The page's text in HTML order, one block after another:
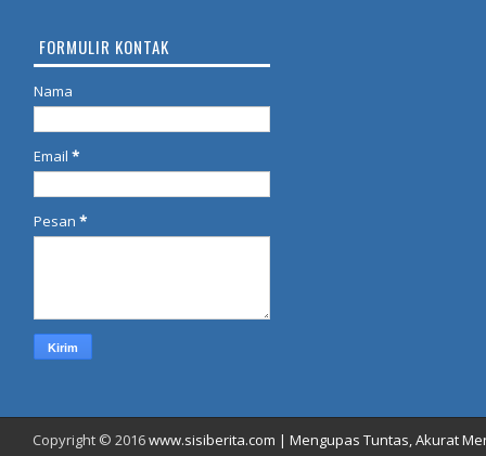
FORMULIR KONTAK
Nama
Email *
Pesan *
Copyright © 2016www.sisiberita.com | Mengupas Tuntas, Akurat